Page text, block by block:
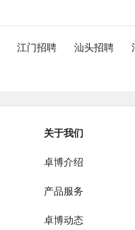
江门招聘 汕头招聘
关于我们
卓博介绍
产品服务
卓博动态